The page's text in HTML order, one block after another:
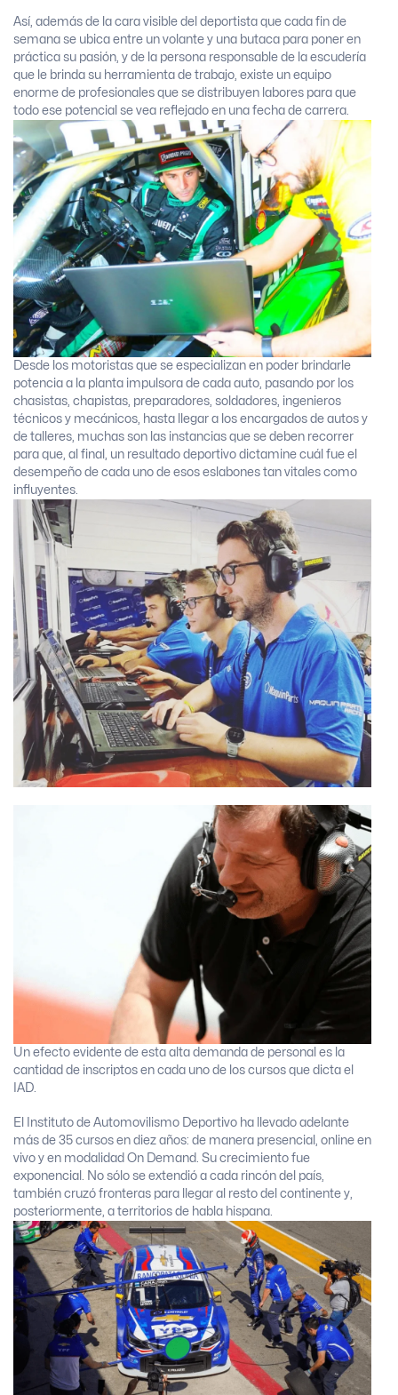
Así, además de la cara visible del deportista que cada fin de
semana se ubica entre un volante y una butaca para poner en
práctica su pasión, y de la persona responsable de la escudería
que le brinda su herramienta de trabajo, existe un equipo
enorme de profesionales que se distribuyen labores para que
todo ese potencial se vea reflejado en una fecha de carrera.
Desde los motoristas que se especializan en poder brindarle
potencia a la planta impulsora de cada auto, pasando por los
chasistas, chapistas, preparadores, soldadores, ingenieros
técnicos y mecánicos, hasta llegar a los encargados de autos y
de talleres, muchas son las instancias que se deben recorrer
para que, al final, un resultado deportivo dictamine cuál fue el
desempeño de cada uno de esos eslabones tan vitales como
influyentes.
Un efecto evidente de esta alta demanda de personal es la
cantidad de inscriptos en cada uno de los cursos que dicta el
IAD.
El Instituto de Automovilismo Deportivo ha llevado adelante
más de 35 cursos en diez años: de manera presencial, online en
vivo y en modalidad On Demand. Su crecimiento fue
exponencial. No sólo se extendió a cada rincón del país,
también cruzó fronteras para llegar al resto del continente y,
posteriormente, a territorios de habla hispana.